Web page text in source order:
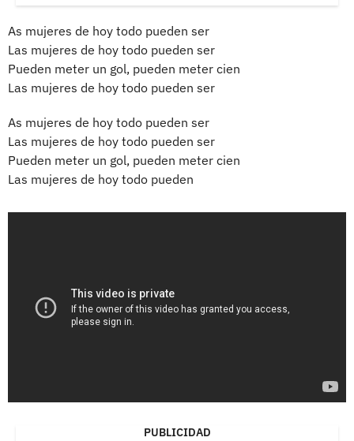
As mujeres de hoy todo pueden ser
Las mujeres de hoy todo pueden ser
Pueden meter un gol, pueden meter cien
Las mujeres de hoy todo pueden ser
As mujeres de hoy todo pueden ser
Las mujeres de hoy todo pueden ser
Pueden meter un gol, pueden meter cien
Las mujeres de hoy todo pueden
PUBLICIDAD